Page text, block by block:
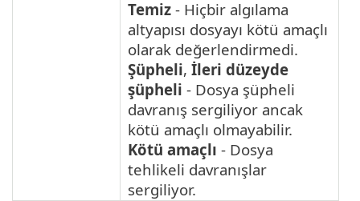
Temiz - Hiçbir algılama
altyapısı dosyayı kötü amaçlı
olarak değerlendirmedi.
Şüpheli, İleri düzeyde
şüpheli - Dosya şüpheli
davranış sergiliyor ancak
kötü amaçlı olmayabilir.
Kötü amaçlı - Dosya
tehlikeli davranışlar
sergiliyor.